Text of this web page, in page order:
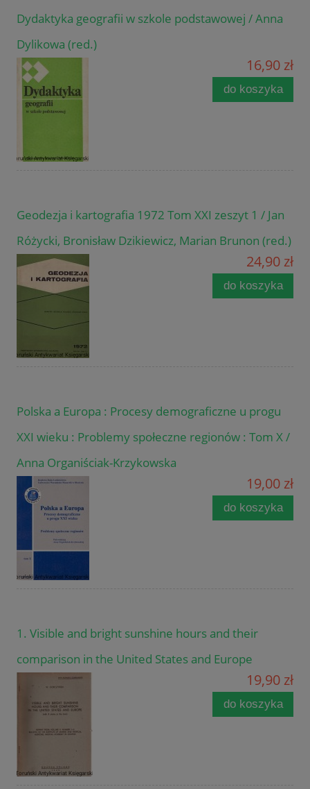
Dydaktyka geografii w szkole podstawowej / Anna
Dylikowa (red.)
16,90 zł
do koszyka
Geodezja i kartografia 1972 Tom XXI zeszyt 1 / Jan
Różycki, Bronisław Dzikiewicz, Marian Brunon (red.)
24,90 zł
do koszyka
Polska a Europa : Procesy demograficzne u progu
XXI wieku : Problemy społeczne regionów : Tom X /
Anna Organiściak-Krzykowska
19,00 zł
do koszyka
1. Visible and bright sunshine hours and their
comparison in the United States and Europe
19,90 zł
do koszyka